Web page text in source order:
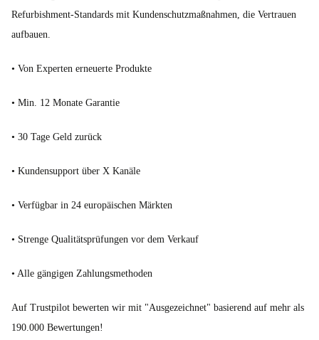
Refurbishment-Standards mit Kundenschutzmaßnahmen, die Vertrauen
aufbauen.
• Von Experten erneuerte Produkte
• Min. 12 Monate Garantie
• 30 Tage Geld zurück
• Kundensupport über X Kanäle
• Verfügbar in 24 europäischen Märkten
• Strenge Qualitätsprüfungen vor dem Verkauf
• Alle gängigen Zahlungsmethoden
Auf Trustpilot bewerten wir mit "Ausgezeichnet" basierend auf mehr als
190.000 Bewertungen!